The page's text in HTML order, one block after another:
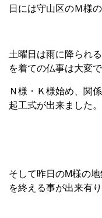
日には守山区のＭ様
土曜日は雨に降られ
を着ての仏事は大変で
Ｎ様・Ｋ様始め、関
起工式が出来ました。
そして昨日のM様の
を終える事が出来有